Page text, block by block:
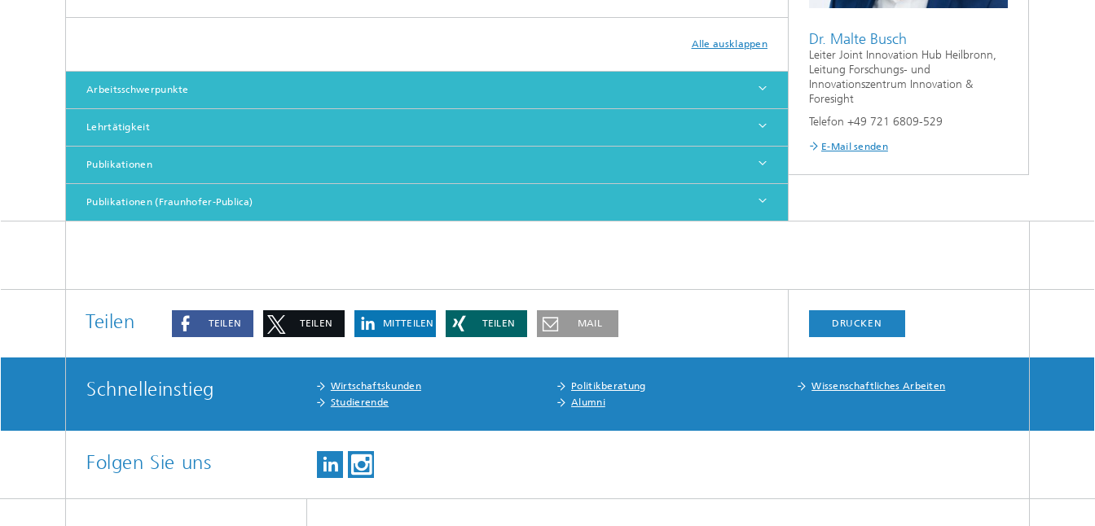
Alle ausklappen
Arbeitsschwerpunkte
Lehrtätigkeit
Publikationen
Publikationen (Fraunhofer-Publica)
Dr. Malte Busch
Leiter Joint Innovation Hub Heilbronn,
Leitung Forschungs- und
Innovationszentrum Innovation &
Foresight
Telefon +49 721 6809-529
E-Mail senden
Teilen TEILEN TEILEN MITTEILEN TEILEN MAIL DRUCKEN
Schnelleinstieg Wirtschaftskunden Politikberatung
Wissenschaftliches Arbeiten
Studierende
Alumni
Folgen Sie uns